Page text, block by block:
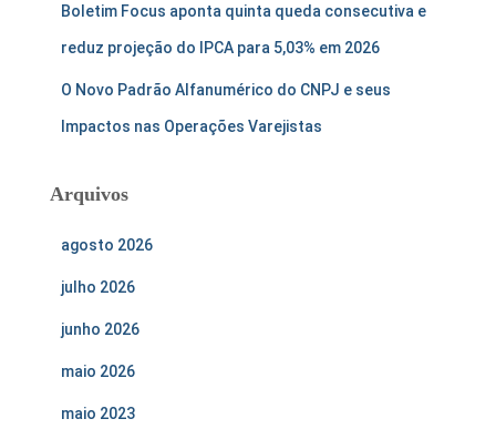
Boletim Focus aponta quinta queda consecutiva e
reduz projeção do IPCA para 5,03% em 2026
O Novo Padrão Alfanumérico do CNPJ e seus
Impactos nas Operações Varejistas
Arquivos
agosto 2026
julho 2026
junho 2026
maio 2026
maio 2023